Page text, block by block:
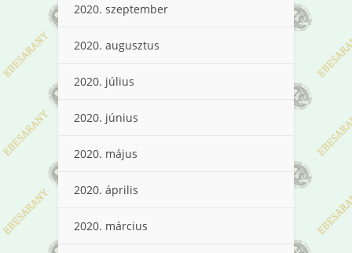
2020. szeptember
2020. augusztus
2020. július
2020. június
2020. május
2020. április
2020. március